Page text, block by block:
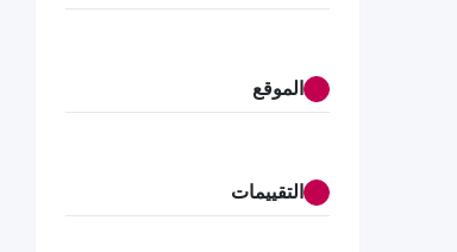
الموقع
التقييمات